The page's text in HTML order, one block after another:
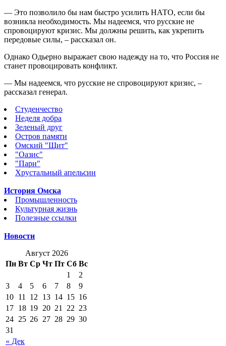
— Это позволило бы нам быстро усилить НАТО, если бы
возникла необходимость. Мы надеемся, что русские не
спровоцируют кризис. Мы должны решить, как укрепить
передовые силы, – рассказал он.
Однако Одьерно выражает свою надежду на то, что Россия не
станет провоцировать конфликт.
— Мы надеемся, что русские не спровоцируют кризис, –
рассказал генерал.
Студенчество
Неделя добра
Зеленый друг
Остров памяти
Омский "Щит"
"Оазис"
"Пари"
Хрустальный апельсин
История Омска
Промышленность
Культурная жизнь
Полезные ссылки
Новости
Август 2026
Пн Вт Ср Чт Пт Сб Вс
« Дек
1
2
3
4 5 6 7 8
9
10 11 12 13 14 15 16
17 18 19 20 21 22 23
24 25 26 27 28 29 30
31